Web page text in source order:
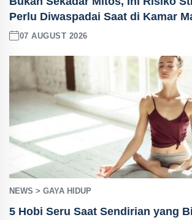
Perlu Diwaspadai Saat di Kamar
07 AUGUST 2026
NEWS > GAYA HIDUP
5 Hobi Seru Saat Sendirian yang